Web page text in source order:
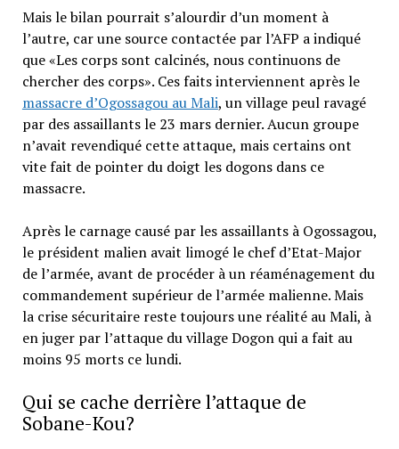
Mais le bilan pourrait s’alourdir d’un moment à
l’autre, car une source contactée par l’AFP a indiqué
que «Les corps sont calcinés, nous continuons de
chercher des corps». Ces faits interviennent après le
massacre d’Ogossagou au Mali, un village peul ravagé
par des assaillants le 23 mars dernier. Aucun groupe
n’avait revendiqué cette attaque, mais certains ont
vite fait de pointer du doigt les dogons dans ce
massacre.
Après le carnage causé par les assaillants à Ogossagou,
le président malien avait limogé le chef d’Etat-Major
de l’armée, avant de procéder à un réaménagement du
commandement supérieur de l’armée malienne. Mais
la crise sécuritaire reste toujours une réalité au Mali, à
en juger par l’attaque du village Dogon qui a fait au
moins 95 morts ce lundi.
Qui se cache derrière l’attaque de
Sobane-Kou?